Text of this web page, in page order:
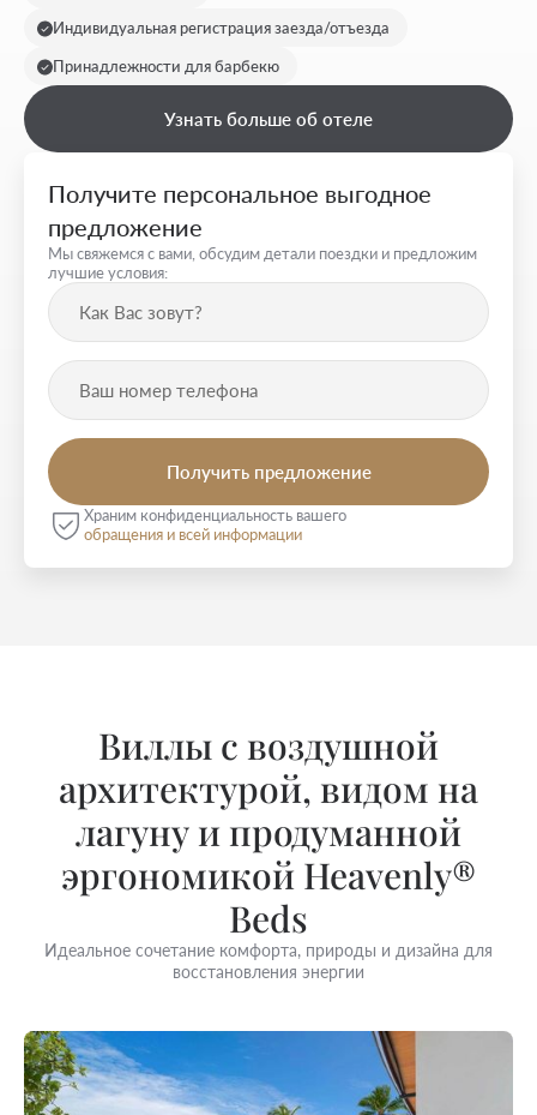
Индивидуальная регистрация заезда/отъезда
Принадлежности для барбекю
Узнать больше об отеле
Получите персональное выгодное
предложение
Мы свяжемся с вами, обсудим детали поездки и предложим
лучшие условия:
Храним конфиденциальность вашего
обращения и всей информации
Виллы с воздушной
архитектурой, видом на
лагуну и продуманной
эргономикой Heavenly®
Beds
Идеальное сочетание комфорта, природы и дизайна для
восстановления энергии